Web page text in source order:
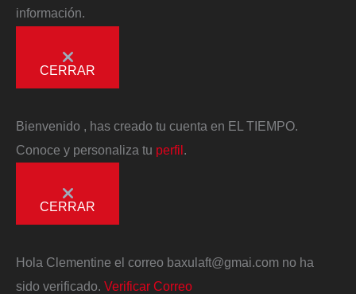
información.
CERRAR
Bienvenido
, has creado tu cuenta en EL TIEMPO.
Conoce y personaliza tu perfil
CERRAR
Hola Clementine el correo baxulaft@gmai.com no ha
sido verificado. Verificar Correo